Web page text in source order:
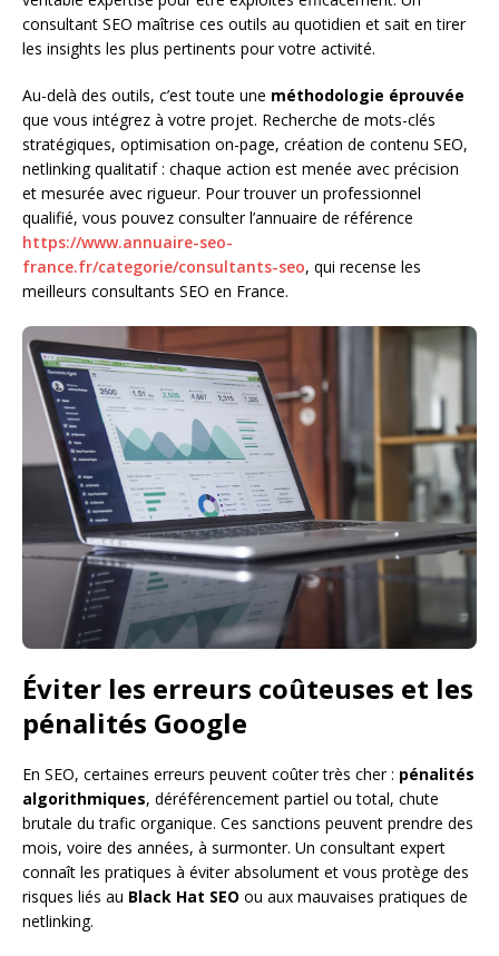
consultant SEO maîtrise ces outils au quotidien et sait en tirer
les insights les plus pertinents pour votre activité.
Au-delà des outils, c’est toute une méthodologie éprouvée
que vous intégrez à votre projet. Recherche de mots-clés
stratégiques, optimisation on-page, création de contenu SEO,
netlinking qualitatif : chaque action est menée avec précision
et mesurée avec rigueur. Pour trouver un professionnel
qualifié, vous pouvez consulter l’annuaire de référence
https://www.annuaire-seo-
france.fr/categorie/consultants-seo, qui recense les
meilleurs consultants SEO en France.
Éviter les erreurs coûteuses et les
pénalités Google
En SEO, certaines erreurs peuvent coûter très cher : pénalités
algorithmiques, déréférencement partiel ou total, chute
brutale du trafic organique. Ces sanctions peuvent prendre des
mois, voire des années, à surmonter. Un consultant expert
connaît les pratiques à éviter absolument et vous protège des
risques liés au Black Hat SEO ou aux mauvaises pratiques de
netlinking.